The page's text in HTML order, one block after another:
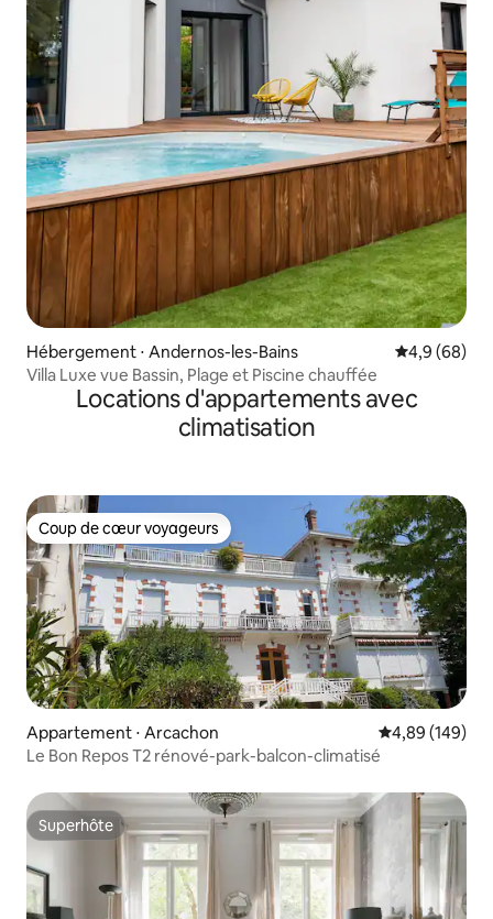
Hébergement ⋅ Andernos-les-Bains Évaluation
4,9 (68)
Villa Luxe vue Bassin, Plage et Piscine chauffée
Locations d'appartements avec
climatisation
Coup de cœur voyageurs
Coup de cœur voyageurs
Appartement ⋅ Arcachon Évaluation
4,89 (149)
Le Bon Repos T2 rénové-park-balcon-climatisé
Superhôte
Superhôte